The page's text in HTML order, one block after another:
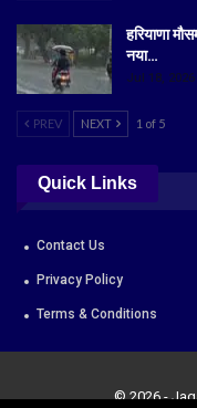
हरियाणा
नया…
Jul 18, 2026
PREV NEXT 1 of 5
Quick Links
Contact Us
Privacy Policy
Terms & Conditions
© 2026 -